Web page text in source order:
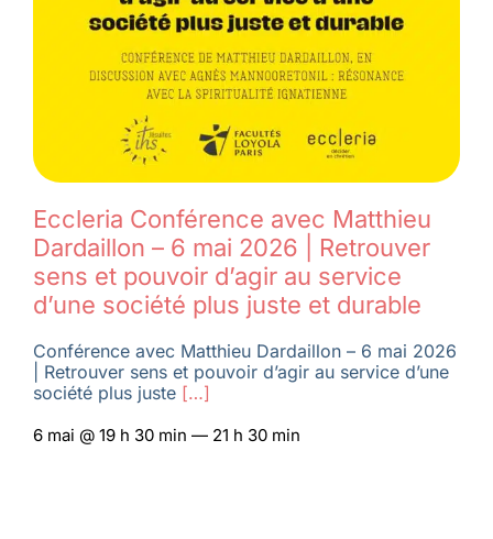
Eccleria Conférence avec Matthieu
Dardaillon – 6 mai 2026 | Retrouver
sens et pouvoir d’agir au service
d’une société plus juste et durable
Conférence avec Matthieu Dardaillon – 6 mai 2026
| Retrouver sens et pouvoir d’agir au service d’une
société plus juste[…]
6 mai @ 19 h 30 min — 21 h 30 min